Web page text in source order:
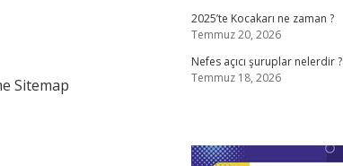
Sitemap
2025’te Kocakarı ne zaman ?
Temmuz 20, 2026
Nefes açıcı şuruplar nelerdir ?
Temmuz 18, 2026